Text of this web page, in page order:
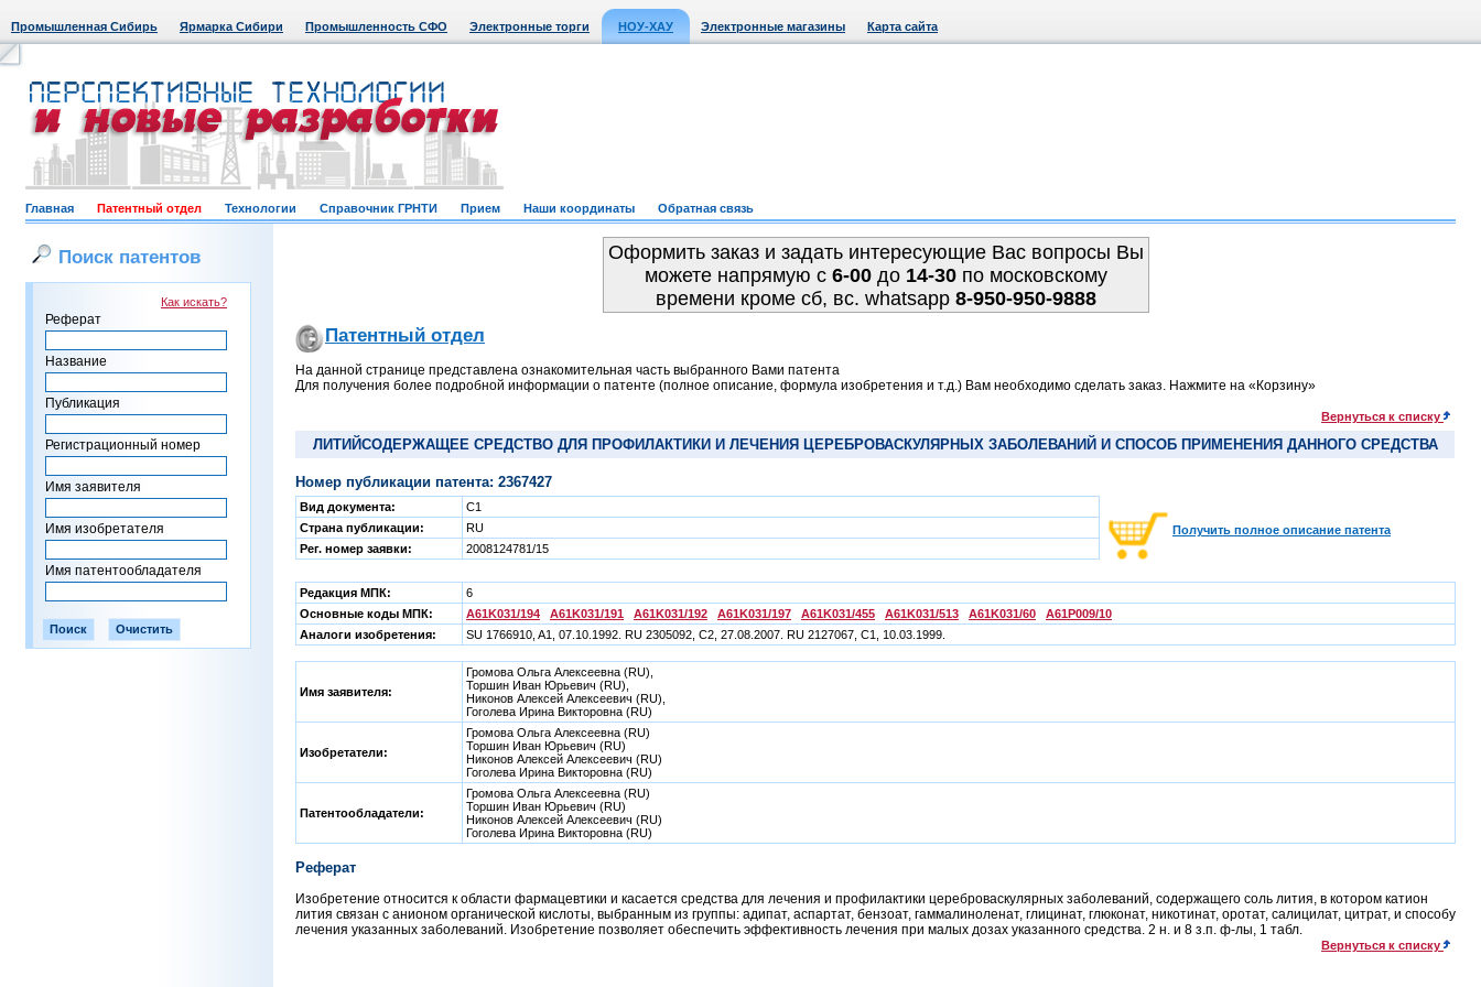
Промышленная Сибирь Ярмарка Сибири Промышленность СФО Электронные торги НОУ-ХАУ Электронные магазины Карта сайта
Главная Патентный отдел Технологии Справочник ГРНТИ Прием Наши координаты Обратная связь
Поиск патентов
Как искать?
Реферат
Название
Публикация
Регистрационный номер
Имя заявителя
Имя изобретателя
Имя патентообладателя
Оформить заказ и задать интересующие Вас вопросы Вы
можете напрямую c 6-00до 14-30по московскому
времени кроме сб, вс. whatsapp 8-950-950-9888
Патентный отдел
На данной странице представлена ознакомительная часть выбранного Вами патента
Для получения более подробной информации о патенте (полное описание, формула изобретения и т.д.) Вам необходимо сделать заказ. Нажмите на «Корзину»
Вернуться к списку
ЛИТИЙСОДЕРЖАЩЕЕ СРЕДСТВО ДЛЯ ПРОФИЛАКТИКИ И ЛЕЧЕНИЯ ЦЕРЕБРОВАСКУЛЯРНЫХ ЗАБОЛЕВАНИЙ И СПОСОБ ПРИМЕНЕНИЯ ДАННОГО СРЕДСТВА
Номер публикации патента: 2367427
Вид документа:
C1
Страна публикации:
RU
Рег. номер заявки:
2008124781/15
Получить полное описание патента
Редакция МПК:
6
Основные коды МПК:
A61K031/194 A61K031/191 A61K031/192 A61K031/197 A61K031/455 A61K031/513 A61K031/60
A61P009/10
Аналоги изобретения:
SU 1766910, A1, 07.10.1992. RU 2305092, C2, 27.08.2007. RU 2127067, C1, 10.03.1999.
Имя заявителя:
Громова Ольга Алексеевна (RU),
Торшин Иван Юрьевич (RU),
Никонов Алексей Алексеевич (RU),
Гоголева Ирина Викторовна (RU)
Изобретатели:
Громова Ольга Алексеевна (RU)
Торшин Иван Юрьевич (RU)
Никонов Алексей Алексеевич (RU)
Гоголева Ирина Викторовна (RU)
Патентообладатели:
Громова Ольга Алексеевна (RU)
Торшин Иван Юрьевич (RU)
Никонов Алексей Алексеевич (RU)
Гоголева Ирина Викторовна (RU)
Реферат
Изобретение относится к области фармацевтики и касается средства для лечения и профилактики цереброваскулярных заболеваний, содержащего соль лития, в котором катион
лития связан с анионом органической кислоты, выбранным из группы: адипат, аспартат, бензоат, гаммалиноленат, глицинат, глюконат, никотинат, оротат, салицилат, цитрат, и способу
лечения указанных заболеваний. Изобретение позволяет обеспечить эффективность лечения при малых дозах указанного средства. 2 н. и 8 з.п. ф-лы, 1 табл.
Вернуться к списку